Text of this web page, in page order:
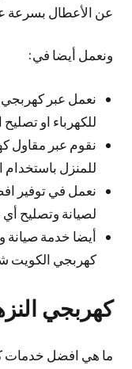
عن الأعطال بسرعة
ونعمل أيضا في:
نعمل عبر
للكهرباء او
نقوم عبر مقاول
للمنزل باستخدام
نعمل في توفير
لصيانة وتصليح
أيضا خدمة صيانة
كهربجي الكويت
كهربجي
ما هي افضل خدمات